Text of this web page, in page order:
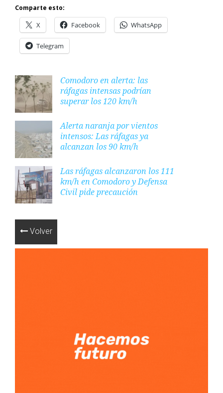
Comparte esto:
X Facebook WhatsApp
Telegram
Comodoro en alerta: las
ráfagas intensas podrían
superar los 120 km/h
Alerta naranja por vientos
intensos: Las ráfagas ya
alcanzan los 90 km/h
Las ráfagas alcanzaron los 111
km/h en Comodoro y Defensa
Civil pide precaución
Volver